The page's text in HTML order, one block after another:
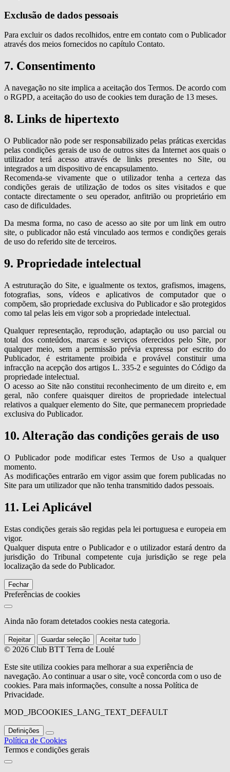
Exclusão de dados pessoais
Para excluir os dados recolhidos, entre em contato com o Publicador
através dos meios fornecidos no capítulo Contato.
7. Consentimento
A navegação no site implica a aceitação dos Termos. De acordo com
o RGPD, a aceitação do uso de cookies tem duração de 13 meses.
8. Links de hipertexto
O Publicador não pode ser responsabilizado pelas práticas exercidas
pelas condições gerais de uso de outros sites da Internet aos quais o
utilizador terá acesso através de links presentes no Site, ou
integrados a um dispositivo de encapsulamento.
Recomenda-se vivamente que o utilizador tenha a certeza das
condições gerais de utilização de todos os sites visitados e que
contacte directamente o seu operador, anfitrião ou proprietário em
caso de dificuldades.
Da mesma forma, no caso de acesso ao site por um link em outro
site, o publicador não está vinculado aos termos e condições gerais
de uso do referido site de terceiros.
9. Propriedade intelectual
A estruturação do Site, e igualmente os textos, grafismos, imagens,
fotografias, sons, vídeos e aplicativos de computador que o
compõem, são propriedade exclusiva do Publicador e são protegidos
como tal pelas leis em vigor sob a propriedade intelectual.
Qualquer representação, reprodução, adaptação ou uso parcial ou
total dos conteúdos, marcas e serviços oferecidos pelo Site, por
qualquer meio, sem a permissão prévia expressa por escrito do
Publicador, é estritamente proibida e provável constituir uma
infracção na acepção dos artigos L. 335-2 e seguintes do Código da
propriedade intelectual.
O acesso ao Site não constitui reconhecimento de um direito e, em
geral, não confere quaisquer direitos de propriedade intelectual
relativos a qualquer elemento do Site, que permanecem propriedade
exclusiva do Publicador.
10. Alteração das condições gerais de uso
O Publicador pode modificar estes Termos de Uso a qualquer
momento.
As modificações entrarão em vigor assim que forem publicadas no
Site para um utilizador que não tenha transmitido dados pessoais.
11. Lei Aplicável
Estas condições gerais são regidas pela lei portuguesa e europeia em
vigor.
Qualquer disputa entre o Publicador e o utilizador estará dentro da
jurisdição do Tribunal competente cuja jurisdição se rege pela
localização da sede do Publicador.
Fechar
Preferências de cookies
Ainda não foram detetados cookies nesta categoria.
Rejeitar Guardar seleção Aceitar tudo
© 2026 Club BTT Terra de Loulé
Este site utiliza cookies para melhorar a sua experiência de
navegação. Ao continuar a usar o site, você concorda com o uso de
cookies. Para mais informações, consulte a nossa Política de
Privacidade.
MOD_JBCOOKIES_LANG_TEXT_DEFAULT
Definições
Política de Cookies
Termos e condições gerais